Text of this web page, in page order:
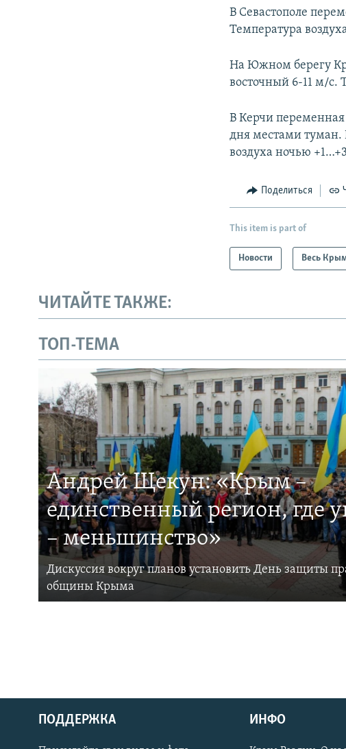
В Севастополе
Температура
На Южном берегу
восточный 6-11 м/с.
В Керчи переменная
дня местами туман.
воздуха ночью
Поделиться
This item is part of
Новости Весь
ЧИТАЙТЕ ТАКЖЕ:
ТОП-ТЕМА
Андрей Щекун: «Крым –
единственный регион, где
– меньшинство»
Дискуссия вокруг планов установить День защиты
общины Крыма
ПОДДЕРЖКА ИНФО